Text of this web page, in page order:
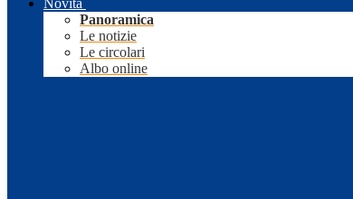
Novità
Panoramica
Le notizie
Le circolari
Albo online